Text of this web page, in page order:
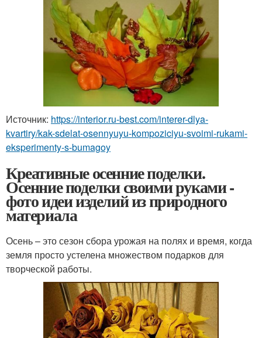
Источник: https://interior.ru-best.com/interer-dlya-
kvartiry/kak-sdelat-osennyuyu-kompoziciyu-svoimi-rukami-
eksperimenty-s-bumagoy
Креативные осенние поделки.
Осенние поделки своими руками -
фото идеи изделий из природного
материала
Осень – это сезон сбора урожая на полях и время, когда
земля просто устелена множеством подарков для
творческой работы.